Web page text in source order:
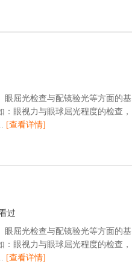
眼屈光检查与配镜验光等方面的基
眼视力与眼球屈光程度的检查，
[查看详情]
过
眼屈光检查与配镜验光等方面的基
眼视力与眼球屈光程度的检查，
[查看详情]